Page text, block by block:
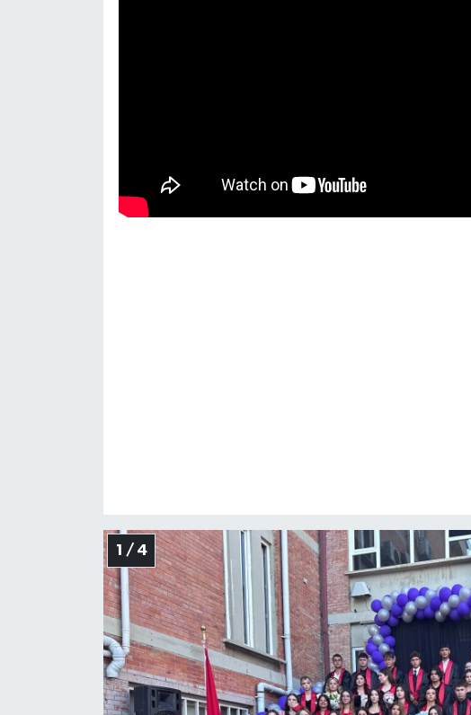
1 / 4